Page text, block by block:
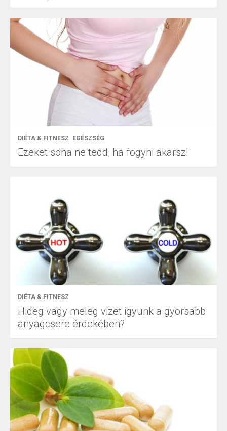
DIÉTA & FITNESZ EGÉSZSÉG
Ezeket soha ne tedd, ha fogyni akarsz!
DIÉTA & FITNESZ
Hideg vagy meleg vizet igyunk a gyorsabb
anyagcsere érdekében?